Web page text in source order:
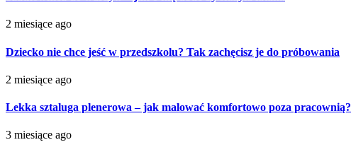
2 miesiące ago
Dziecko nie chce jeść w przedszkolu? Tak zachęcisz je do próbowania
2 miesiące ago
Lekka sztaluga plenerowa – jak malować komfortowo poza pracownią?
3 miesiące ago